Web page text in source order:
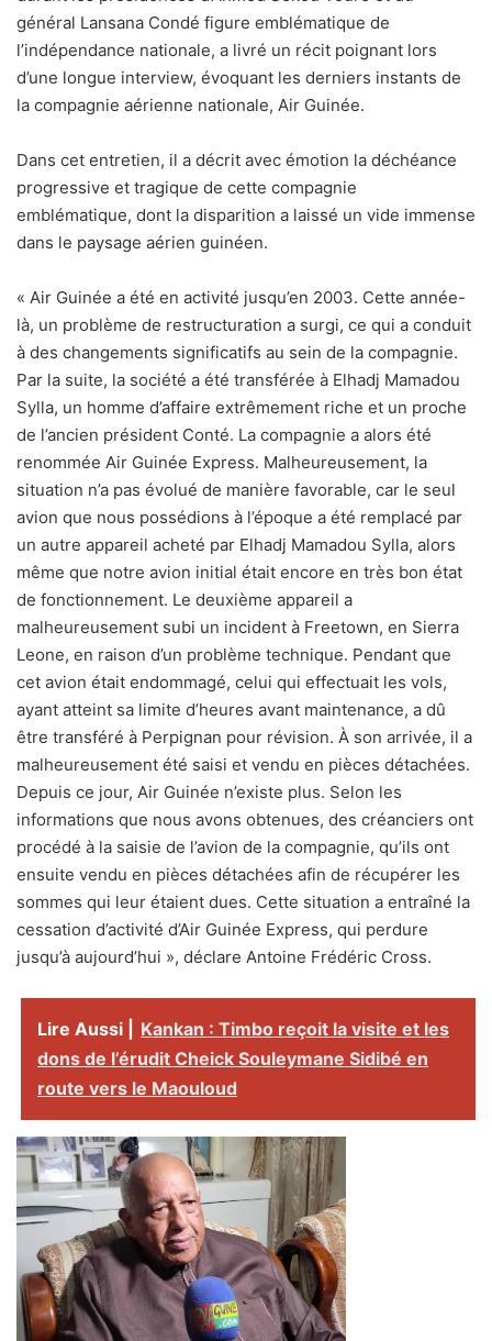
général Lansana Condé figure emblématique de
l’indépendance nationale, a livré un récit poignant lors
d’une longue interview, évoquant les derniers instants de
la compagnie aérienne nationale, Air Guinée.
Dans cet entretien, il a décrit avec émotion la déchéance
progressive et tragique de cette compagnie
emblématique, dont la disparition a laissé un vide immense
dans le paysage aérien guinéen.
« Air Guinée a été en activité jusqu’en 2003. Cette année-
là, un problème de restructuration a surgi, ce qui a conduit
à des changements significatifs au sein de la compagnie.
Par la suite, la société a été transférée à Elhadj Mamadou
Sylla, un homme d’affaire extrêmement riche et un proche
de l’ancien président Conté. La compagnie a alors été
renommée Air Guinée Express. Malheureusement, la
situation n’a pas évolué de manière favorable, car le seul
avion que nous possédions à l’époque a été remplacé par
un autre appareil acheté par Elhadj Mamadou Sylla, alors
même que notre avion initial était encore en très bon état
de fonctionnement. Le deuxième appareil a
malheureusement subi un incident à Freetown, en Sierra
Leone, en raison d’un problème technique. Pendant que
cet avion était endommagé, celui qui effectuait les vols,
ayant atteint sa limite d’heures avant maintenance, a dû
être transféré à Perpignan pour révision. À son arrivée, il a
malheureusement été saisi et vendu en pièces détachées.
Depuis ce jour, Air Guinée n’existe plus. Selon les
informations que nous avons obtenues, des créanciers ont
procédé à la saisie de l’avion de la compagnie, qu’ils ont
ensuite vendu en pièces détachées afin de récupérer les
sommes qui leur étaient dues. Cette situation a entraîné la
cessation d’activité d’Air Guinée Express, qui perdure
jusqu’à aujourd’hui », déclare Antoine Frédéric Cross.
Lire Aussi |
Kankan : Timbo reçoit la visite et les
dons de l’érudit Cheick Souleymane Sidibé en
route vers le Maouloud